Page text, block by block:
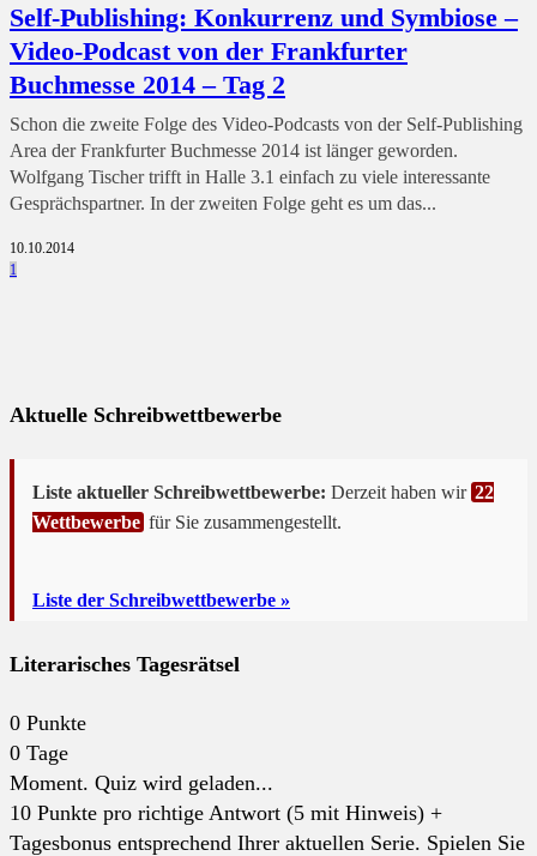
Self-Publishing: Konkurrenz und Symbiose –
Video-Podcast von der Frankfurter
Buchmesse 2014 – Tag 2
Schon die zweite Folge des Video-Podcasts von der Self-Publishing
Area der Frankfurter Buchmesse 2014 ist länger geworden.
Wolfgang Tischer trifft in Halle 3.1 einfach zu viele interessante
Gesprächspartner. In der zweiten Folge geht es um das...
10.10.2014
1
Aktuelle Schreibwettbewerbe
Liste aktueller Schreibwettbewerbe: Derzeit haben wir 22
Wettbewerbe für Sie zusammengestellt.
Liste der Schreibwettbewerbe »
Literarisches Tagesrätsel
0 Punkte
0 Tage
Moment. Quiz wird geladen...
10 Punkte pro richtige Antwort (5 mit Hinweis) +
Tagesbonus entsprechend Ihrer aktuellen Serie. Spielen Sie